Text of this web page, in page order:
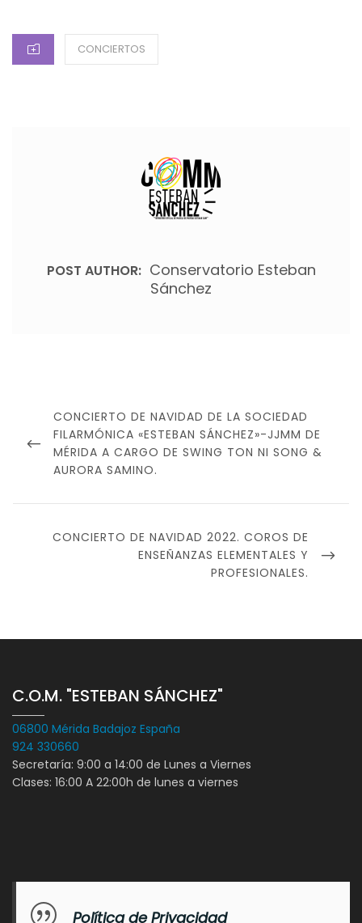
CATEGORIES
CONCIERTOS
POST AUTHOR: Conservatorio Esteban
Sánchez
entradas
PREVIOUS
POST
CONCIERTO DE NAVIDAD DE LA SOCIEDAD
FILARMÓNICA «ESTEBAN SÁNCHEZ»-JJMM DE
MÉRIDA A CARGO DE SWING TON NI SONG &
AURORA SAMINO.
NEXT
CONCIERTO DE NAVIDAD 2022. COROS DE
ENSEÑANZAS ELEMENTALES Y
PROFESIONALES.
C.O.M. "ESTEBAN SÁNCHEZ"
06800 Mérida Badajoz España
924 330660
Secretaría: 9:00 a 14:00 de Lunes a Viernes
Clases: 16:00 A 22:00h de lunes a viernes
Política de Privacidad